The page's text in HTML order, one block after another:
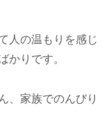
人の温もりを感じ
かりです。
、家族でのんびり